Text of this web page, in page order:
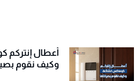
أعطال إنتركم
وكيف نقوم